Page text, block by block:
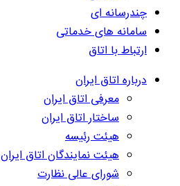
چندرسانه ای
سامانه های خدماتی
ارتباط با اتاق
درباره اتاق ایران
معرفی اتاق ایران
ساختار اتاق ایران
هیئت رئیسه
هیئت نمایندگان اتاق ایران
شورای عالی نظارت